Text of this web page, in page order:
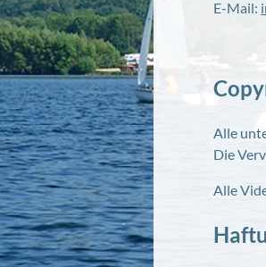
E-Mail:
Alle
Die
Alle